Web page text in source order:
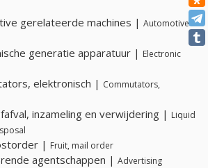
gerelateerde machines | Automotive
generatie apparatuur | Electronic
elektronisch | Commutators,
inzameling en verwijdering | Liquid
| Fruit, mail order
agentschappen | Advertising